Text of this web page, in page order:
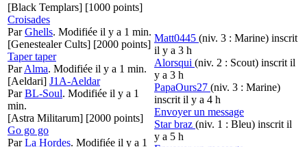
[Black Templars] [1000 points]
Croisades
ParGhells. Modifiée il y a 1 min.
[Genestealer Cults] [2000 points]
Taper taper
ParAlma. Modifiée il y a 1 min.
[Aeldari] J1A-Aeldar
ParBL-Soul. Modifiée il y a 1
min.
[Astra Militarum] [2000 points]
Go go go
ParLa Hordes. Modifiée il y a 1
Matt0445 (niv. 3 : Marine) inscrit
il y a 3 h
Alorsqui (niv. 2 : Scout) inscrit il
y a 3 h
PapaOurs27 (niv. 3 : Marine)
inscrit il y a 4 h
Envoyer un message
Star braz (niv. 1 : Bleu) inscrit il
y a 5 h